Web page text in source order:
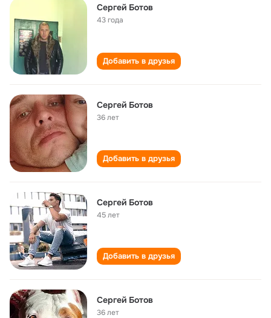
Сергей Ботов
43 года
Добавить в друзья
Сергей Ботов
36 лет
Добавить в друзья
Сергей Ботов
45 лет
Добавить в друзья
Сергей Ботов
36 лет